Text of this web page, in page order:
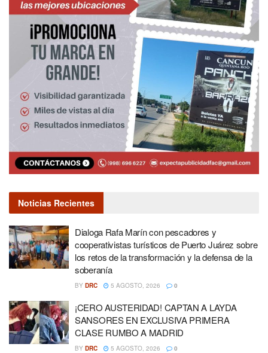
Noticias Recientes
Dialoga Rafa Marín con pescadores y
cooperativistas turísticos de Puerto Juárez sobre
los retos de la transformación y la defensa de la
soberanía
BY DRC 5 AGOSTO, 2026 0
¡CERO AUSTERIDAD! CAPTAN A LAYDA
SANSORES EN EXCLUSIVA PRIMERA
CLASE RUMBO A MADRID
BY DRC 5 AGOSTO, 2026 0